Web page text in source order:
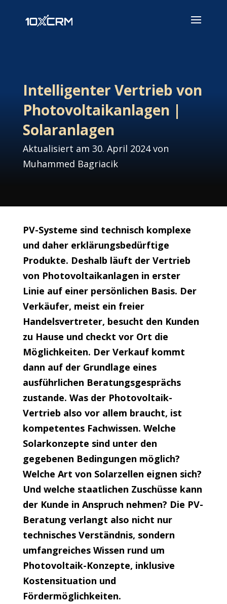
Intelligenter Vertrieb von
Photovoltaikanlagen |
Solaranlagen
Aktualisiert am 30. April 2024 von
Muhammed Bagriacik
PV-Systeme sind technisch komplexe
und daher erklärungsbedürftige
Produkte. Deshalb läuft der Vertrieb
von Photovoltaikanlagen in erster
Linie auf einer persönlichen Basis. Der
Verkäufer, meist ein freier
Handelsvertreter, besucht den Kunden
zu Hause und checkt vor Ort die
Möglichkeiten. Der Verkauf kommt
dann auf der Grundlage eines
ausführlichen Beratungsgesprächs
zustande. Was der Photovoltaik-
Vertrieb also vor allem braucht, ist
kompetentes Fachwissen. Welche
Solarkonzepte sind unter den
gegebenen Bedingungen möglich?
Welche Art von Solarzellen eignen sich?
Und welche staatlichen Zuschüsse kann
der Kunde in Anspruch nehmen? Die PV-
Beratung verlangt also nicht nur
technisches Verständnis, sondern
umfangreiches Wissen rund um
Photovoltaik-Konzepte, inklusive
Kostensituation und
Fördermöglichkeiten.